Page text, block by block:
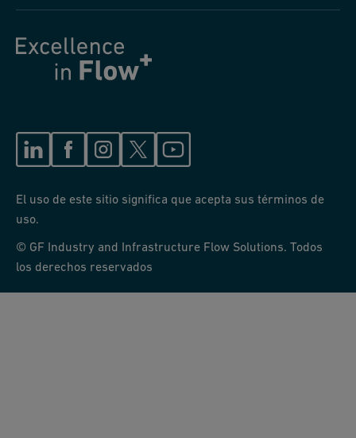
El uso de este sitio significa que acepta sus términos de
uso.
© GF Industry and Infrastructure Flow Solutions. Todos
los derechos reservados